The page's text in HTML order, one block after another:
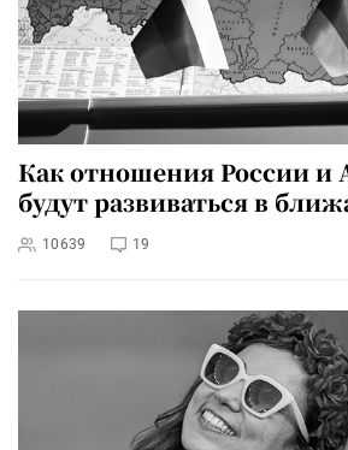
Как отношения России и
будут развиваться в
10639 19